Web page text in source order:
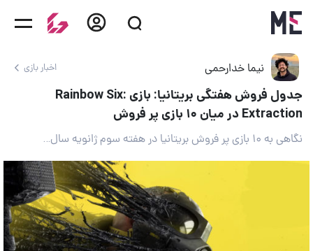
نیما خدارحمی اخبار بازی
جدول فروش هفتگی بریتانیا: بازی Rainbow Six:
Extraction در میان ۱۰ بازی پر فروش
نگاهی به ۱۰ بازی پر فروش بریتانیا در هفته سوم ژانویه سال ۲۰۲۲